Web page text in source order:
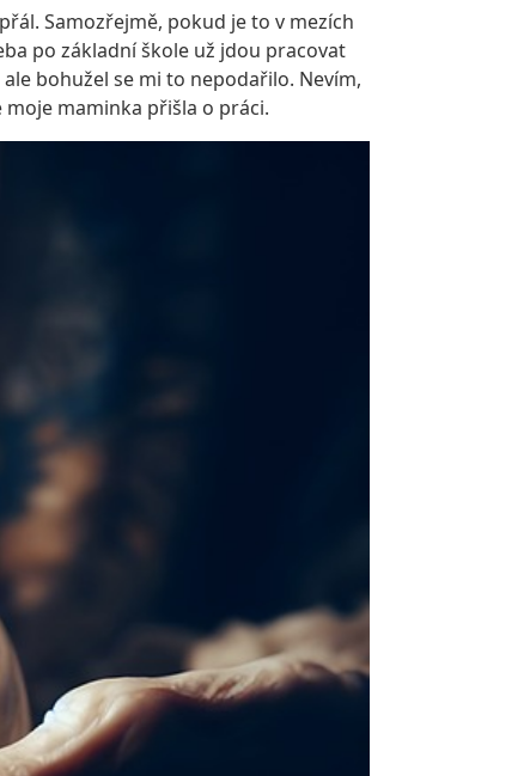
Samozřejmě, pokud je to v mezích
po základní škole už jdou pracovat
bohužel se mi to nepodařilo. Nevím,
maminka přišla o práci.